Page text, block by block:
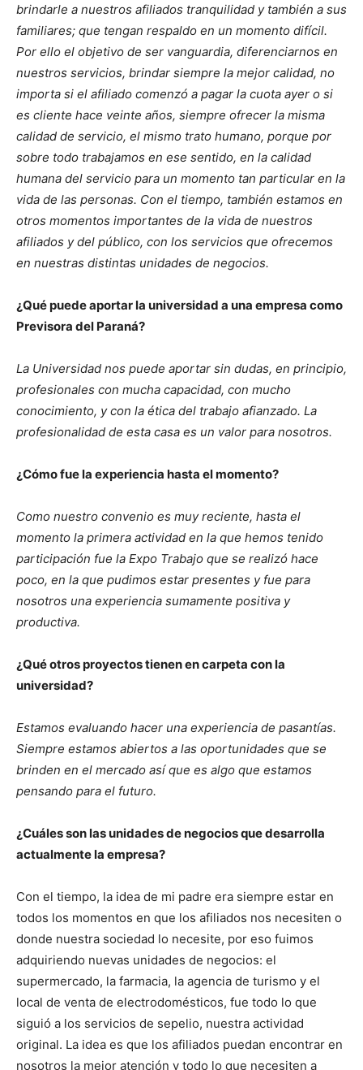
brindarle a nuestros afiliados tranquilidad y también a sus
familiares; que tengan respaldo en un momento difícil.
Por ello el objetivo de ser vanguardia, diferenciarnos en
nuestros servicios, brindar siempre la mejor calidad, no
importa si el afiliado comenzó a pagar la cuota ayer o si
es cliente hace veinte años, siempre ofrecer la misma
calidad de servicio, el mismo trato humano, porque por
sobre todo trabajamos en ese sentido, en la calidad
humana del servicio para un momento tan particular en la
vida de las personas. Con el tiempo, también estamos en
otros momentos importantes de la vida de nuestros
afiliados y del público, con los servicios que ofrecemos
en nuestras distintas unidades de negocios.
¿Qué puede aportar la universidad a una empresa como
Previsora del Paraná?
La Universidad nos puede aportar sin dudas, en principio,
profesionales con mucha capacidad, con mucho
conocimiento, y con la ética del trabajo afianzado. La
profesionalidad de esta casa es un valor para nosotros.
¿Cómo fue la experiencia hasta el momento?
Como nuestro convenio es muy reciente, hasta el
momento la primera actividad en la que hemos tenido
participación fue la Expo Trabajo que se realizó hace
poco, en la que pudimos estar presentes y fue para
nosotros una experiencia sumamente positiva y
productiva.
¿Qué otros proyectos tienen en carpeta con la
universidad?
Estamos evaluando hacer una experiencia de pasantías.
Siempre estamos abiertos a las oportunidades que se
brinden en el mercado así que es algo que estamos
pensando para el futuro.
¿Cuáles son las unidades de negocios que desarrolla
actualmente la empresa?
Con el tiempo, la idea de mi padre era siempre estar en
todos los momentos en que los afiliados nos necesiten o
donde nuestra sociedad lo necesite, por eso fuimos
adquiriendo nuevas unidades de negocios: el
supermercado, la farmacia, la agencia de turismo y el
local de venta de electrodomésticos, fue todo lo que
siguió a los servicios de sepelio, nuestra actividad
original. La idea es que los afiliados puedan encontrar en
nosotros la mejor atención y todo lo que necesiten a